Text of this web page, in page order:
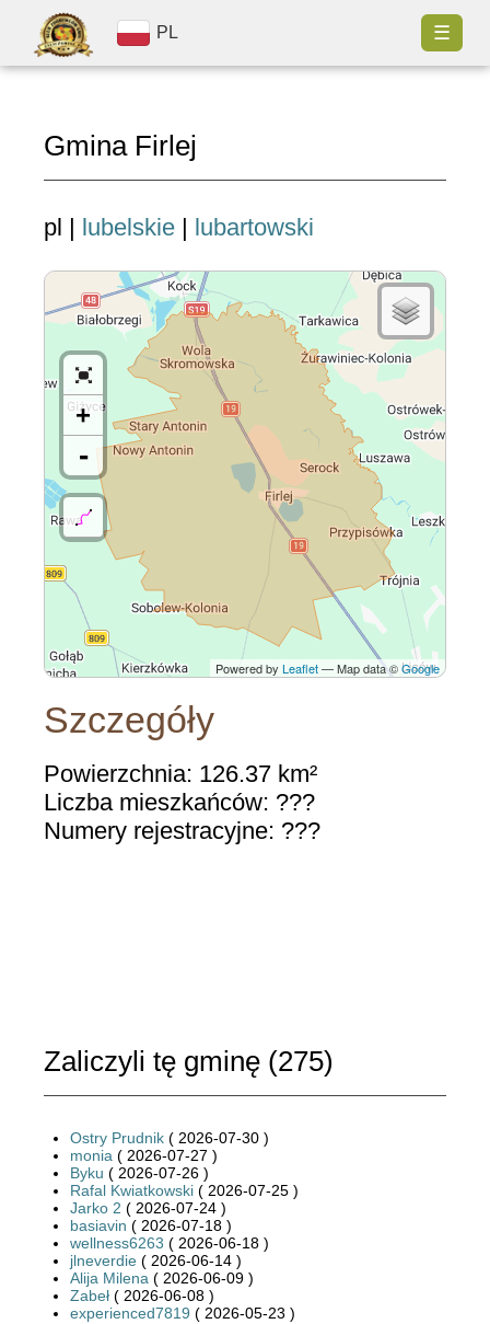
PL ☰
Gmina Firlej
pl | lubelskie | lubartowski
+
-
Powered by Leaflet— Map data ©Google
Szczegóły
Powierzchnia: 126.37 km²
Liczba mieszkańców: ???
Numery rejestracyjne: ???
Zaliczyli tę gminę (275)
Ostry Prudnik ( 2026-07-30 )
monia ( 2026-07-27 )
Byku ( 2026-07-26 )
Rafal Kwiatkowski ( 2026-07-25 )
Jarko 2 ( 2026-07-24 )
basiavin ( 2026-07-18 )
wellness6263 ( 2026-06-18 )
jlneverdie ( 2026-06-14 )
Alija Milena ( 2026-06-09 )
Zabeł ( 2026-06-08 )
experienced7819 ( 2026-05-23 )